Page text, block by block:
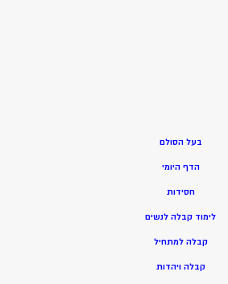
בעל הסולם
הדף היומי
חסידות
לימוד קבלה לנשים
קבלה למתחיל
קבלה ויהדות